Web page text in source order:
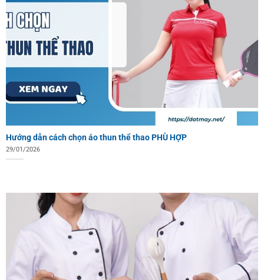
Hướng dẫn cách chọn áo thun thể thao PHÙ HỢP
29/01/2026